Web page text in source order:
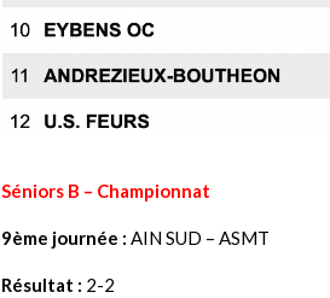
Séniors B – Championnat
9ème journée : AIN SUD – ASMT
Résultat : 2-2